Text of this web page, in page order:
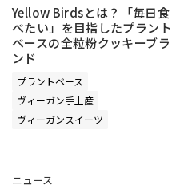
Yellow Birdsとは？「毎日食
べたい」を目指したプラント
ベースの全粒粉クッキーブラ
ンド
プラントベース
ヴィーガン手土産
ヴィーガンスイーツ
ニュース